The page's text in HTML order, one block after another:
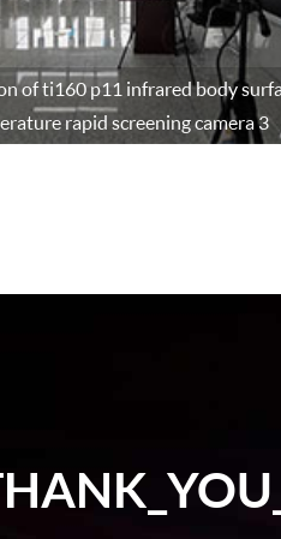
자 오버
디스플레이 위치
동 조정
자
of ti160 p11 infrared body
rapid screening camera 3